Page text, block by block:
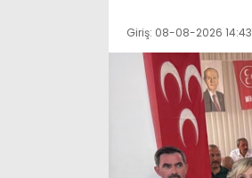
Giriş: 08-08-2026 14:43